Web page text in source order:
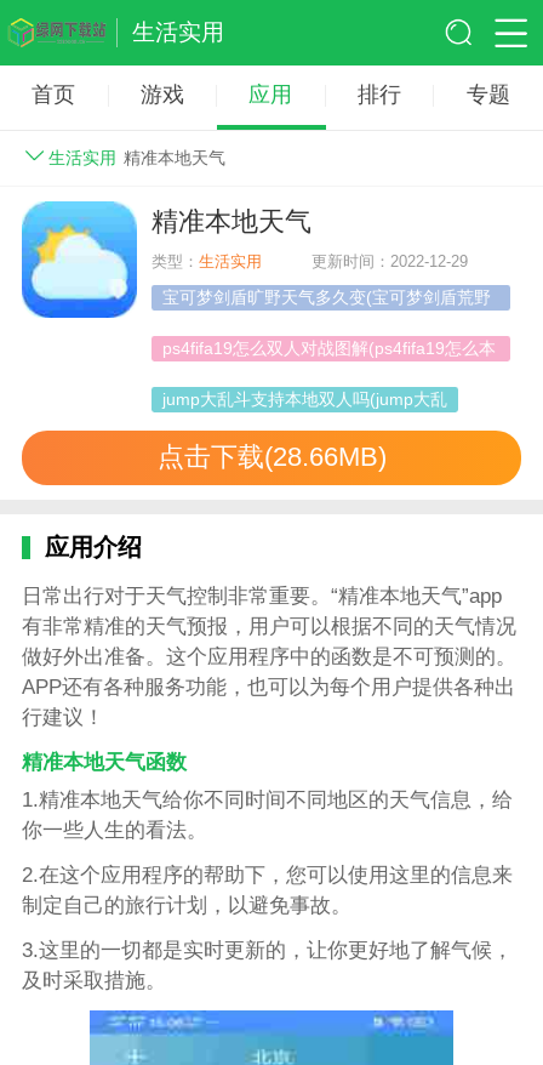
生活实用
首页 游戏 应用 排行 专题
生活实用 精准本地天气
精准本地天气
类型：生活实用 更新时间：2022-12-29
宝可梦剑盾旷野天气多久变(宝可梦剑盾荒野
ps4fifa19怎么双人对战图解(ps4fifa19怎么本
jump大乱斗支持本地双人吗(jump大乱
点击下载(28.66MB)
应用介绍
日常出行对于天气控制非常重要。“精准本地天气”app
有非常精准的天气预报，用户可以根据不同的天气情况
做好外出准备。这个应用程序中的函数是不可预测的。
APP还有各种服务功能，也可以为每个用户提供各种出
行建议！
精准本地天气函数
1.精准本地天气给你不同时间不同地区的天气信息，给
你一些人生的看法。
2.在这个应用程序的帮助下，您可以使用这里的信息来
制定自己的旅行计划，以避免事故。
3.这里的一切都是实时更新的，让你更好地了解气候，
及时采取措施。